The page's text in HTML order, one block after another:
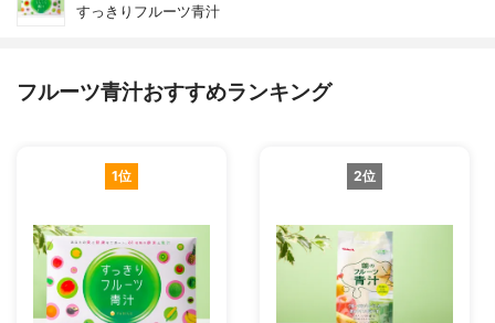
すっきりフルーツ青汁
フルーツ青汁おすすめランキング
1位 2位